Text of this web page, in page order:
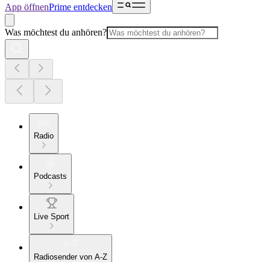
App öffnenPrime entdecken
Was möchtest du anhören?
Radio
Podcasts
Live Sport
Radiosender von A-Z